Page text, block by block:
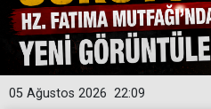
22:09
05 Ağustos 2026